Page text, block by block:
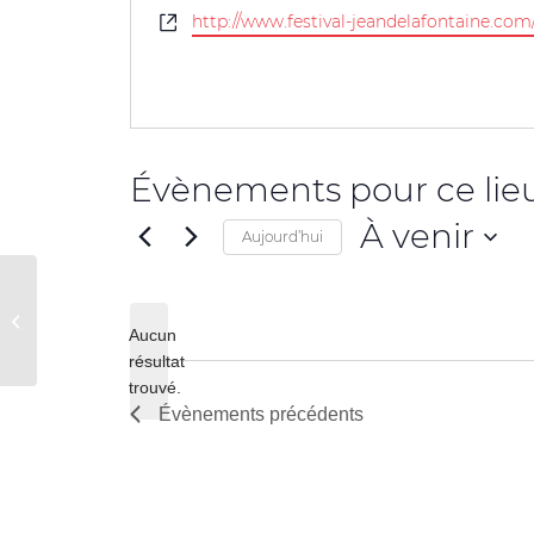
Site
http://www.festival-
Évènements pour ce
Notice
Aucun
résultat
trouvé.
Aujourd’hui À venir
Évènements précédents